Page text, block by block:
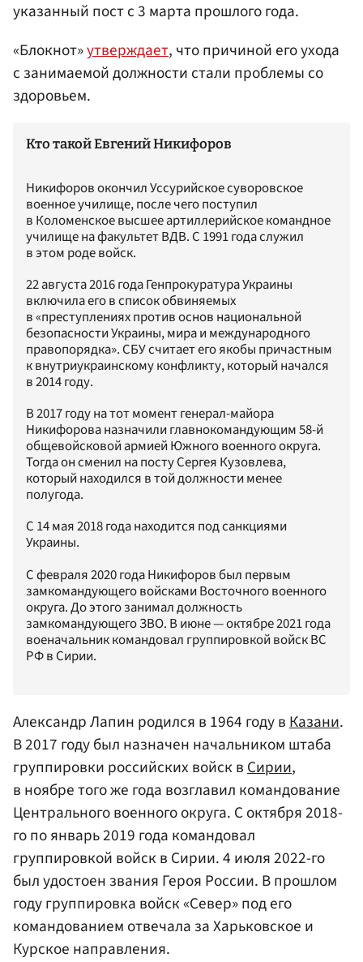
указанный пост с 3 марта прошлого года.
«Блокнот»утверждает, что причиной его ухода
с занимаемой должности стали проблемы со
здоровьем.
Кто такой Евгений Никифоров
Никифоров окончил Уссурийское суворовское
военное училище, после чего поступил
в Коломенское высшее артиллерийское командное
училище на факультет ВДВ. С 1991 года служил
в этом роде войск.
22 августа 2016 года Генпрокуратура Украины
включила его в список обвиняемых
в «преступлениях против основ национальной
безопасности Украины, мира и международного
правопорядка». СБУ считает его якобы причастным
к внутриукраинскому конфликту, который начался
в 2014 году.
В 2017 году на тот момент генерал-майора
Никифорова назначили главнокомандующим 58-й
общевойсковой армией Южного военного округа.
Тогда он сменил на посту Сергея Кузовлева,
который находился в той должности менее
полугода.
С 14 мая 2018 года находится под санкциями
Украины.
С февраля 2020 года Никифоров был первым
замкомандующего войсками Восточного военного
округа. До этого занимал должность
замкомандующего ЗВО. В июне — октябре 2021 года
военачальник командовал группировкой войск ВС
РФ в Сирии.
Александр Лапин родился в 1964 году вКазани.
В 2017 году был назначен начальником штаба
группировки российских войск вСирии,
в ноябре того же года возглавил командование
Центрального военного округа. С октября 2018-
го по январь 2019 года командовал
группировкой войск в Сирии. 4 июля 2022-го
был удостоен звания Героя России. В прошлом
году группировка войск «Север» под его
командованием отвечала за Харьковское и
Курское направления.